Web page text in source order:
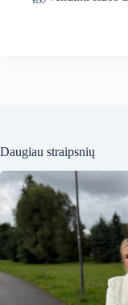
Daugiau straipsnių